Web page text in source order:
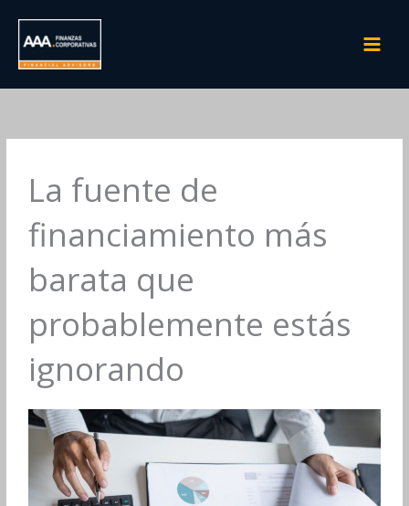
contenido
La fuente de
financiamiento más
barata que
probablemente estás
ignorando